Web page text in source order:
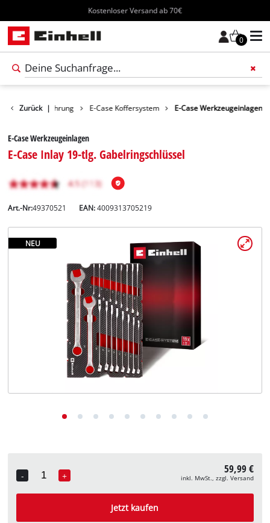
Kostenloser Versand ab 70€
0
Zurück |
Aufbewahrung E-Case Koffersystem E-Case Werkzeugeinlagen
E-Case Werkzeugeinlagen
E-Case Inlay 19-tlg. Gabelringschlüssel
Art.-Nr:49370521 EAN:4009313705219
NEU
-
Quantity
+ 59,99 €
inkl. MwSt., zzgl. Versand
Jetzt kaufen